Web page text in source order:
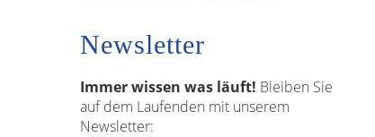
Newsletter
Immer wissen was läuft! Bleiben Sie
auf dem Laufenden mit unserem
Newsletter: